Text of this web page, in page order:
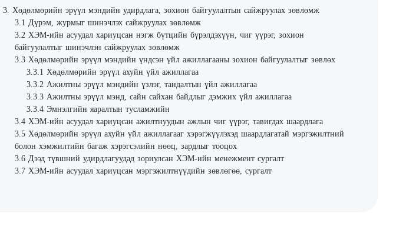
Хөдөлмөрийн эрүүл мэндийн удирдлага, зохион байгуулалтын сайжруулах зөвлөмж
Дүрэм, журмыг шинэчлэх сайжруулах зөвлөмж
ХЭМ-ийн асуудал хариуцсан нэгж бүтцийн бүрэлдэхүүн, чиг үүрэг, зохион
байгуулалтыг шинэчлэн сайжруулах зөвлөмж
Хөдөлмөрийн эрүүл мэндийн үндсэн үйл ажиллагааны зохион байгуулалтыг зөвлөх
Хөдөлмөрийн эрүүл ахуйн үйл ажиллагаа
Ажилтны эрүүл мэндийн үзлэг, тандалтын үйл ажиллагаа
Ажилтны эрүүл мэнд, сайн сайхан байдлыг дэмжих үйл ажиллагаа
Эмнэлгийн яаралтын тусламжийн
ХЭМ-ийн асуудал хариуцсан ажилтнуудын ажлын чиг үүрэг, тавигдах шаардлага
Хөдөлмөрийн эрүүл ахуйн үйл ажиллагааг хэрэгжүүлэхэд шаардлагатай мэргэжилтний
болон хэмжилтийн багаж хэрэгсэлийн нөөц, зардлыг тооцох
Дээд түвшний удирдлагуудад зориулсан ХЭМ-ийн менежмент сургалт
ХЭМ-ийн асуудал хариуцсан мэргэжилтнүүдийн зөвлөгөө, сургалт